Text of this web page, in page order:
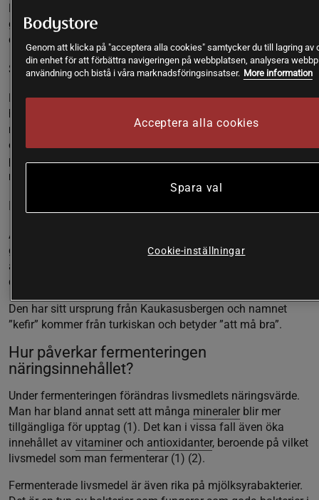
Det är Nordkoreas nationalrätt och namnet betyder syrat
guld. Kimchi är väldigt välsmakande och i Korea serveras
den som tillbehör till nästan alla måltider.
Surkål
Har sitt ursprung i Centraleuropa och är strimlad vitkål som
har fermenterats. Surkålen tillreds genom att vitkålen varvas
med salt och eventuellt smaksättning. Därefter får kålen stå
och fermenteras under några veckor tills den surnar. Under
processen börjar olika bakteriestammar växa, bland annat
mjölksyra.
Kefir
Är en typ av fermenterad mejeriprodukt. Den tillverkas
genom att man tillsätter kefirkorn eller kefirgryn som består
av en bakterie- och jästkultur. Det resulterar i en tjock, syrlig
dryck med en smak som ofta jämförs med yoghurt.
Den har sitt ursprung från Kaukasusbergen och namnet
”kefir” kommer från turkiskan och betyder ”att må bra”.
Hur påverkar fermenteringen
näringsinnehållet?
Under fermenteringen förändras livsmedlets näringsvärde.
Man har bland annat sett att många mineraler blir mer
tillgängliga för upptag (1). Det kan i vissa fall även öka
innehållet av vitaminer och antioxidanter, beroende på vilket
livsmedel som man fermenterar (1) (2).
Fermenterade livsmedel är även rika på mjölksyrabakterier.
Genom att klicka på "acceptera alla cookies" samtycker du till lagring av
din enhet för att förbättra navigeringen på webbplatsen, analysera
användning och bistå i våra marknadsföringsinsatser. More information
Acceptera alla cookies
Spara val
Cookie-inställningar